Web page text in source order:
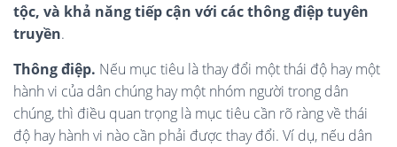
tộc, và khả năng tiếp cận với các thông điệp tuyên
truyền.
Thông điệp. Nếu mục tiêu là thay đổi một thái độ hay một
hành vi của dân chúng hay một nhóm người trong dân
chúng, thì điều quan trọng là mục tiêu cần rõ ràng về thái
độ hay hành vi nào cần phải được thay đổi. Ví dụ, nếu dân